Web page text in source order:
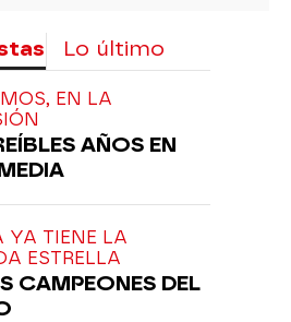
Lo último
EN LA
AÑOS EN
YA TIENE LA
ESTRELLA
CAMPEONES DEL